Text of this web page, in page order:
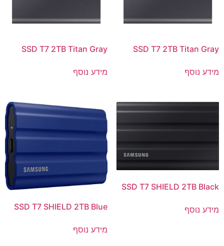
SSD T7 2TB Titan Gray
מידע נוסף
SSD T7 2TB Titan Gray
מידע נוסף
SSD T7 SHIELD 2TB Black
מידע נוסף SSD T7 SHIELD 2TB Blue
מידע נוסף